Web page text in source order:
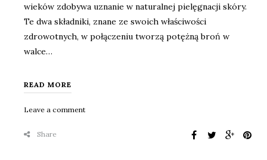
wieków zdobywa uznanie w naturalnej pielęgnacji skóry.
Te dwa składniki, znane ze swoich właściwości
zdrowotnych, w połączeniu tworzą potężną broń w
walce…
READ MORE
Leave a comment
Share